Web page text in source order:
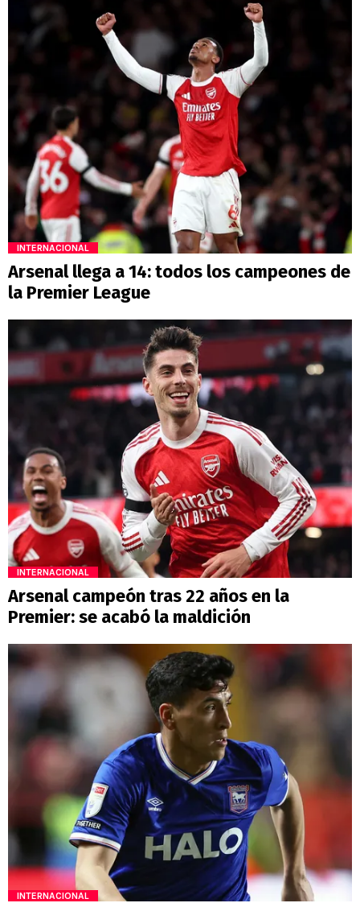
INTERNACIONAL
Arsenal llega a 14: todos los campeones de
la Premier League
INTERNACIONAL
Arsenal campeón tras 22 años en la
Premier: se acabó la maldición
INTERNACIONAL